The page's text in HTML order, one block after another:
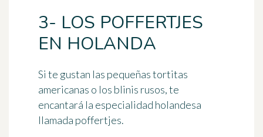
3- LOS POFFERTJES
EN HOLANDA
Si te gustan las pequeñas tortitas
americanas o los blinis rusos, te
encantará la especialidad holandesa
llamada poffertjes.